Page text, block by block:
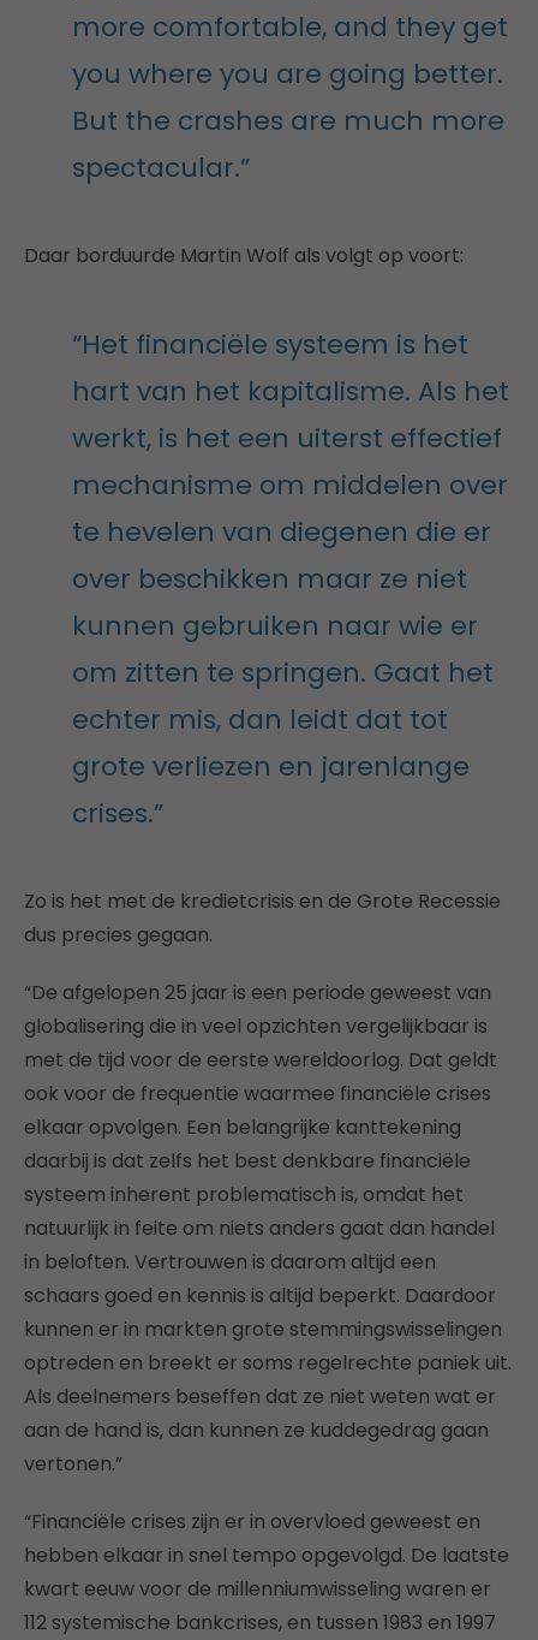
more comfortable, and they get
you where you are going better.
But the crashes are much more
spectacular.”
Daar borduurde Martin Wolf als volgt op voort:
“Het financiële systeem is het
hart van het kapitalisme. Als het
werkt, is het een uiterst effectief
mechanisme om middelen over
te hevelen van diegenen die er
over beschikken maar ze niet
kunnen gebruiken naar wie er
om zitten te springen. Gaat het
echter mis, dan leidt dat tot
grote verliezen en jarenlange
crises.”
Zo is het met de kredietcrisis en de Grote Recessie
dus precies gegaan.
“De afgelopen 25 jaar is een periode geweest van
globalisering die in veel opzichten vergelijkbaar is
met de tijd voor de eerste wereldoorlog. Dat geldt
ook voor de frequentie waarmee financiële crises
elkaar opvolgen. Een belangrijke kanttekening
daarbij is dat zelfs het best denkbare financiële
systeem inherent problematisch is, omdat het
natuurlijk in feite om niets anders gaat dan handel
in beloften. Vertrouwen is daarom altijd een
schaars goed en kennis is altijd beperkt. Daardoor
kunnen er in markten grote stemmingswisselingen
optreden en breekt er soms regelrechte paniek uit.
Als deelnemers beseffen dat ze niet weten wat er
aan de hand is, dan kunnen ze kuddegedrag gaan
vertonen.”
“Financiële crises zijn er in overvloed geweest en
hebben elkaar in snel tempo opgevolgd. De laatste
kwart eeuw voor de millenniumwisseling waren er
112 systemische bankcrises, en tussen 1983 en 1997